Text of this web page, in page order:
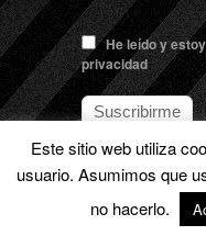
He leído y
privacidad
© EL
Este sitio web utiliza
usuario. Asumimos que
no hacerlo.